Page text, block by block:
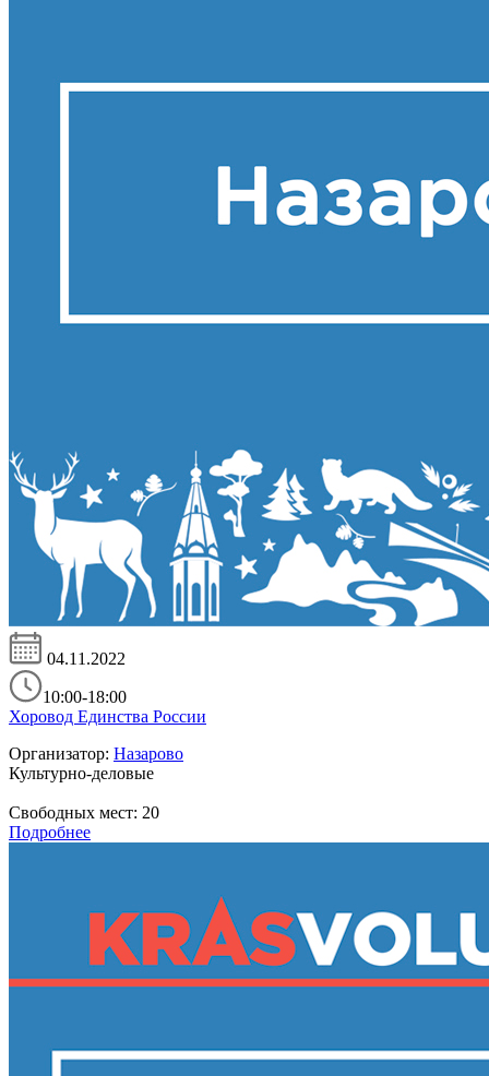
04.11.2022
10:00-18:00
Хоровод Единства России
Организатор: Назарово
Культурно-деловые
Свободных мест: 20
Подробнее